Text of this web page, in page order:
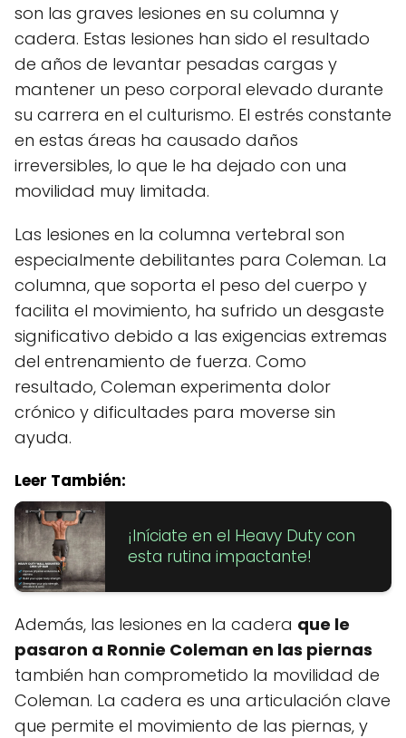
son las graves lesiones en su columna y
cadera. Estas lesiones han sido el resultado
de años de levantar pesadas cargas y
mantener un peso corporal elevado durante
su carrera en el culturismo. El estrés constante
en estas áreas ha causado daños
irreversibles, lo que le ha dejado con una
movilidad muy limitada.
Las lesiones en la columna vertebral son
especialmente debilitantes para Coleman. La
columna, que soporta el peso del cuerpo y
facilita el movimiento, ha sufrido un desgaste
significativo debido a las exigencias extremas
del entrenamiento de fuerza. Como
resultado, Coleman experimenta dolor
crónico y dificultades para moverse sin
ayuda.
Leer También:
¡Iníciate en el Heavy Duty con
esta rutina impactante!
Además, las lesiones en la cadera que le
pasaron a Ronnie Coleman en las piernas
también han comprometido la movilidad de
Coleman. La cadera es una articulación clave
que permite el movimiento de las piernas, y